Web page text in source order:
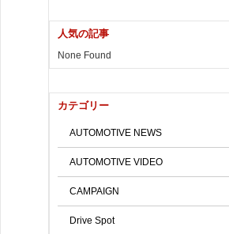
人気の記事
None Found
カテゴリー
AUTOMOTIVE NEWS
AUTOMOTIVE VIDEO
CAMPAIGN
Drive Spot